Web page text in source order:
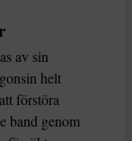
av sin
helt
förstöra
band genom